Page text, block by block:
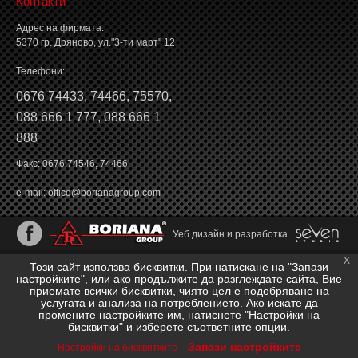
Баланс на автомобилните гуми
Адрес на фирмата:
5370 гр. Дряново, ул."3-ти март" 12
Телефони:
0676 74433,74466,75570,
088 666 1 777,088 666 1
888
Факс: 0676 74546, 74466
e-mail:office@borianagroup.com
Уеб дизайн и разработка
Този сайт използва бисквитки. При натискане на "Запази
настройките", или ако продължите да разглеждате сайта, Вие
приемате всички бисквитки, чиято цел е подобряване на
услугата и анализа на потреблението. Ако искате да
промените настройките им, натиснете "Настройки на
бисквитки" и изберете съответните опции.
Настройки на бисквитките Запази настройките
x